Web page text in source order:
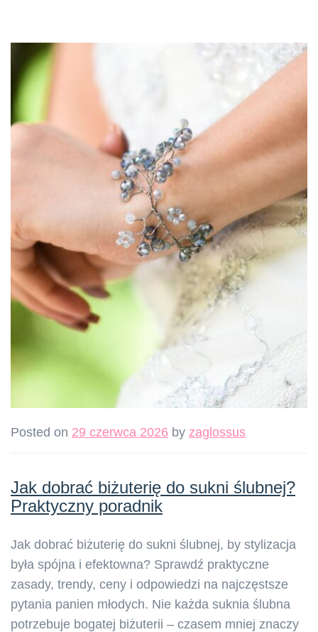
Posted on 29 czerwca 2026 by zaglossus
Jak dobrać biżuterię do sukni ślubnej?
Praktyczny poradnik
Jak dobrać biżuterię do sukni ślubnej, by stylizacja
była spójna i efektowna? Sprawdź praktyczne
zasady, trendy, ceny i odpowiedzi na najczęstsze
pytania panien młodych. Nie każda suknia ślubna
potrzebuje bogatej biżuterii – czasem mniej znaczy